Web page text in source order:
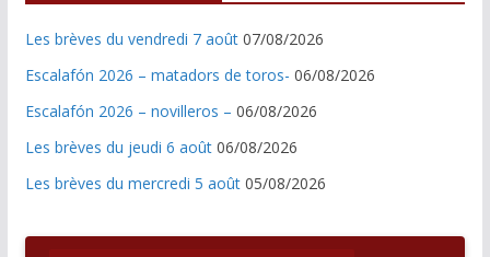
Les brèves du vendredi 7 août 07/08/2026
Escalafón 2026 – matadors de toros- 06/08/2026
Escalafón 2026 – novilleros – 06/08/2026
Les brèves du jeudi 6 août 06/08/2026
Les brèves du mercredi 5 août 05/08/2026